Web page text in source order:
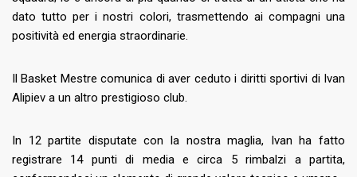
dato tutto per i nostri colori, trasmettendo ai compagni una
positività ed energia straordinarie.
Il Basket Mestre comunica di aver ceduto i diritti sportivi di Ivan
Alipiev a un altro prestigioso club.
In 12 partite disputate con la nostra maglia, Ivan ha fatto
registrare 14 punti di media e circa 5 rimbalzi a partita,